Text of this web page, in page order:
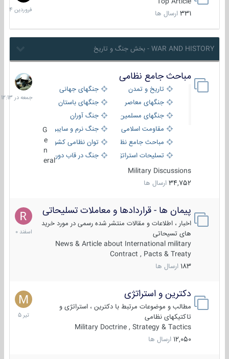
331 ارسال ها
1404
WAR AND HISTORY - بخش جنگ و تاریخ
مباحث جامع نظامی
تاریخ و تمدن
جنگهای جهانی
جنگهای معاصر
جنگهای باستان
جنگهای مسلمین
جنگ آوران
مقاومت اسلامی
جنگ نرم و سایبری
مباحث جامع نظامی
توان نظامی کشورها
تسلیحات استراتژیک
جنگ در قاب دوربین
eral
Military Discussions
34,752 ارسال ها
جمعه
در
12:13
پیمان ها - قراردادها و معاملات تسلیحاتی
اخبار ، اطلاعات و مقالات منتشر شده رسمی در مورد خرید
های تسیحاتی
News & Article about International military
Contract , Pacts & Treaty
183 ارسال ها
7
اسفند
1400
دکترین و استراتژی
مطالب و موضوعات مرتبط با دکترین ، استراتژی و
تاکتیکهای نظامی
Military Doctrine , Strategy & Tactics
12,050 ارسال ها
27
تیر
1405